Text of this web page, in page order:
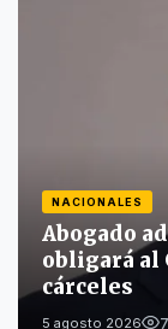
NACIONALES
Abogado
obligará al
cárceles
5 agosto 2026